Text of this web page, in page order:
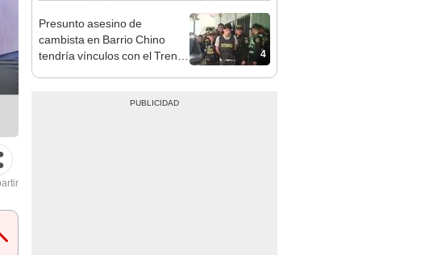
4
Presunto asesino de
cambista en Barrio Chino
tendría vínculos con el Tren